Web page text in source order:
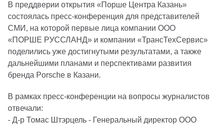
В преддверии открытия «Порше Центра Казань»
состоялась пресс-конференция для представителей
СМИ, на которой первые лица компании ООО
«ПОРШЕ РУССЛАНД» и компании «ТрансТехСервис»
поделились уже достигнутыми результатами, а также
дальнейшими планами и перспективами развития
бренда Porsche в Казани.
В рамках пресс-конференции на вопросы журналистов
отвечали:
- Д-р Томас Штэрцель - Генеральный директор ООО